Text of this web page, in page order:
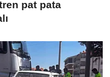
pat pata